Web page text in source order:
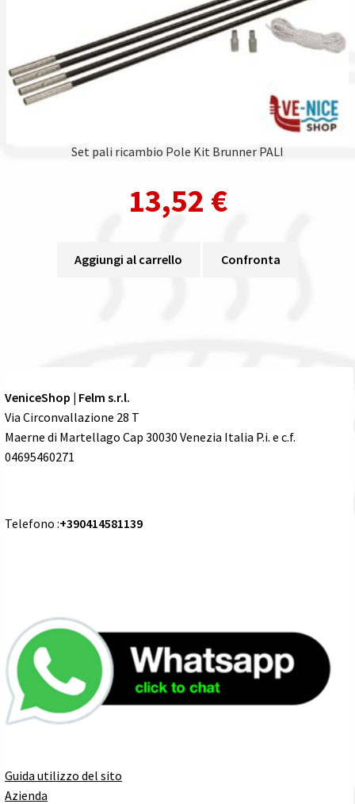
Set pali ricambio Pole Kit Brunner PALI
13,52 €
Aggiungi al carrello Confronta
VeniceShop | Felm s.r.l.
Via Circonvallazione 28 T
Maerne di Martellago Cap 30030 Venezia Italia P.i. e c.f.
04695460271
Telefono :+390414581139
Guida utilizzo del sito
Azienda